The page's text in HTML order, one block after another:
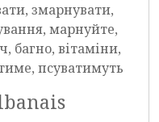
змарнувати,
марнуйте,
багно, вітаміни,
псуватимуть